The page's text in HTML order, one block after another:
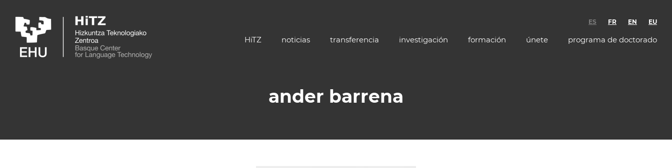
ES FR EN EU
HiTZ noticias transferencia investigación formación únete programa de doctorado
ander barrena